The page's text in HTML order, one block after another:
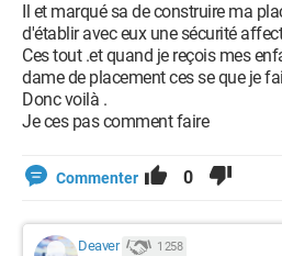
Il et marqué sa de construire ma
d'établir avec eux une sécurité
Ces tout .et quand je reçois mes
dame de placement ces se que je
Donc voilà .
Je ces pas comment faire
Commenter 0
Deaver 1 258